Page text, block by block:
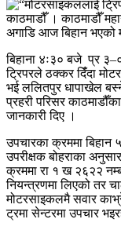
काठमाडौँ । काठमाडौँ
अगाडि आज बिहान भएको
बिहाना ४ः३० बजे प्र
ट्रिपरले ठक्कर दिंँदा
भई ललितपुर धापाखेल
प्रहरी परिसर
जानकारी दिए ।
उपचारका क्रममा बिहान
उपरीक्षक बोहराका
क्रममा रा १ ख २६२२
नियन्त्रणमा लिएको तर
मोटरसाइकलमै सवार
ट्रमा सेन्टरमा उपचार